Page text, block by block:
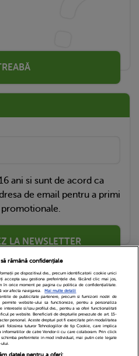
ani si sunt de acord ca
de email pentru a primi
LA NEWSLETTER
Newsletter
Contact
rămână confidențiale
pe dispozitivul dvs., precum identificatorii cookie unici
accepta sau gestiona preferințele dvs. făcând clic mai jos,
în orice moment pe pagina cu politica de confidențialitate.
vor afecta navigarea.
Mai multe detalii
de publicitate partenere, precum si furnizorii nostri de
website-ului sa functioneze, pentru a personaliza
si/sau profilul dvs., pentru a va oferi functionalitati
pe website. Beneficiati de drepturile prevazute de art. 15-
personal. Aceste drepturi pot fi exercitate prin modalitatea
folosirea tuturor Tehnologiilor de tip Cookie, care implica
informatiilor de catre Vendor-ii cu care colaboram. Prin click
schimba preferintele in mod individual, mai putin cele legate
ului.
datele pentru a oferi: